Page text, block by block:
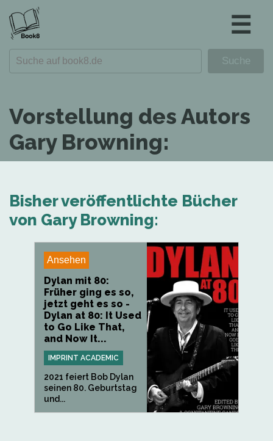
☰
Vorstellung des Autors
Gary Browning:
Bisher veröffentlichte Bücher
von Gary Browning:
Ansehen
Dylan mit 80:
Früher ging es so,
jetzt geht es so -
Dylan at 80: It Used
to Go Like That,
and Now It...
IMPRINT ACADEMIC
2021 feiert Bob Dylan
seinen 80. Geburtstag
und...